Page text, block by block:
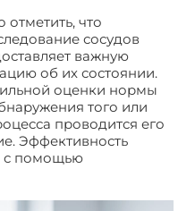
что
сосудов
важную
об их состоянии.
оценки нормы
того или
проводится его
Эффективность
с помощью